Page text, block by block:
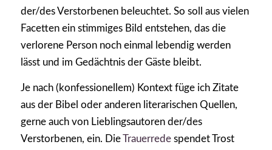
der/des Verstorbenen beleuchtet. So soll aus vielen
Facetten ein stimmiges Bild entstehen, das die
verlorene Person noch einmal lebendig werden
lässt und im Gedächtnis der Gäste bleibt.
Je nach (konfessionellem) Kontext füge ich Zitate
aus der Bibel oder anderen literarischen Quellen,
gerne auch von Lieblingsautoren der/des
Verstorbenen, ein. DieTrauerredespendet Trost